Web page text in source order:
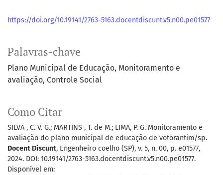
Palavras-chave
Plano Municipal de Educação Monitoramento e
avaliação Controle Social
Como Citar
SILVA , C. V. G.; MARTINS , T. de M.; LIMA, P. G. Monitoramento e
avaliação do plano municipal de educação de votorantim/sp.
Docent Discunt, Engenheiro coelho (SP), v. 5, n. 00, p. e01577,
2024. DOI: 10.19141/2763-5163.docentdiscunt.v5.n00.pe01577.
Disponível em:
https://doi.org/10.19141/2763-5163.docentdiscunt.v5.n00.pe01577